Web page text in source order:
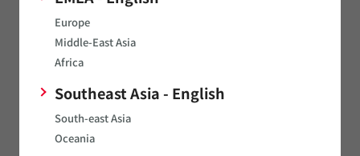
Europe
Middle-East Asia
Africa
Southeast Asia - English
South-east Asia
Oceania